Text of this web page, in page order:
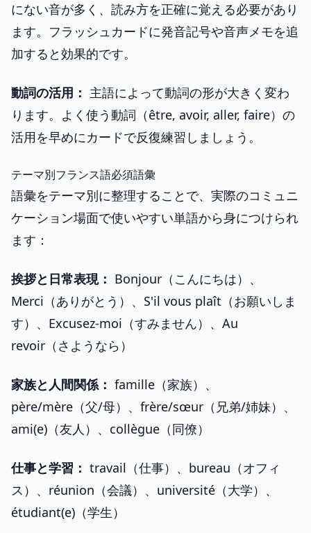
にない音が多く、読み方を正確に覚える必要があり
ます。フラッシュカードに発音記号や音声メモを追
加すると効果的です。
動詞の活用： 主語によって動詞の形が大きく変わ
ります。よく使う動詞（être, avoir, aller, faire）の
活用を早めにカードで反復練習しましょう。
テーマ別フランス語必須語彙
語彙をテーマ別に整理することで、実際のコミュニ
ケーション場面で使いやすい単語から身につけられ
ます：
挨拶と日常表現： Bonjour（こんにちは）、
Merci（ありがとう）、S'il vous plaît（お願いしま
す）、Excusez-moi（すみません）、Au
revoir（さようなら）
家族と人間関係： famille（家族）、
père/mère（父/母）、frère/sœur（兄弟/姉妹）、
ami(e)（友人）、collègue（同僚）
仕事と学習： travail（仕事）、bureau（オフィ
ス）、réunion（会議）、université（大学）、
étudiant(e)（学生）